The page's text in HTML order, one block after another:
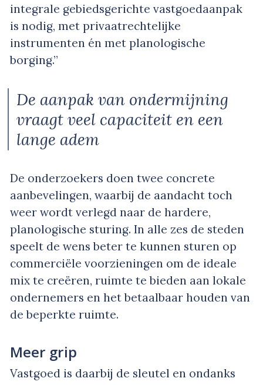
integrale gebiedsgerichte vastgoedaanpak
is nodig, met privaatrechtelijke
instrumenten én met planologische
borging.”
De aanpak van ondermijning
vraagt veel capaciteit en een
lange adem
De onderzoekers doen twee concrete
aanbevelingen, waarbij de aandacht toch
weer wordt verlegd naar de hardere,
planologische sturing. In alle zes de steden
speelt de wens beter te kunnen sturen op
commerciële voorzieningen om de ideale
mix te creëren, ruimte te bieden aan lokale
ondernemers en het betaalbaar houden van
de beperkte ruimte.
Meer grip
Vastgoed is daarbij de sleutel en ondanks